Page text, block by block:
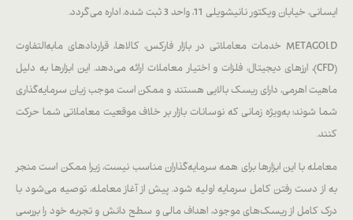
ایسانی، خیابان ویکتور نانیشویلی 11، واحد 3 ثبت شده، اداره می‌گردد.
METAGOLD خدمات معاملاتی در بازار فارکس، کالاها، قراردادهای مابه‌التفاوت
(CFD)، ارزهای دیجیتال، فلزات و اختیار معاملات ارائه می‌دهد. این ابزارها به دلیل
ماهیت اهرمی، دارای ریسک بالایی هستند و ممکن است موجب زیان سرمایه‌گذاری
شما شوند؛ به‌ویژه زمانی که نوسانات بازار بر خلاف موقعیت معاملاتی شما حرکت
کنند.
معامله با این ابزارها برای همه سرمایه‌گذاران مناسب نیست، زیرا ممکن است منجر
به از دست رفتن کامل سرمایه اولیه شود. پیش از آغاز معامله، توصیه می‌شود با
درک کامل از ریسک‌های موجود، اهداف مالی و سطح دانش و تجربه خود را بررسی